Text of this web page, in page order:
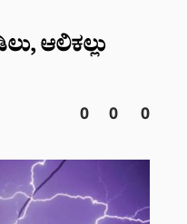
ಆಲಿಕಲ್ಲು
0 0 0